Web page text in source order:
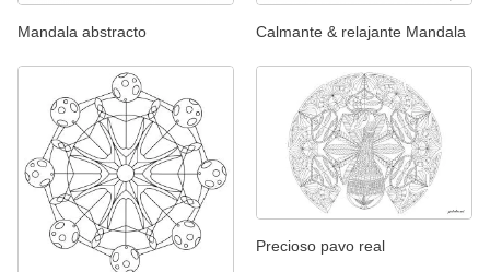
Mandala abstracto Calmante & relajante Mandala
Precioso pavo real